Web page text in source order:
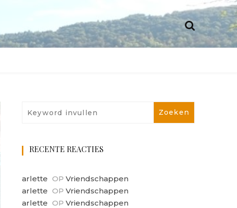
RECENTE REACTIES
arlette OP Vriendschappen
arlette OP Vriendschappen
arlette OP Vriendschappen